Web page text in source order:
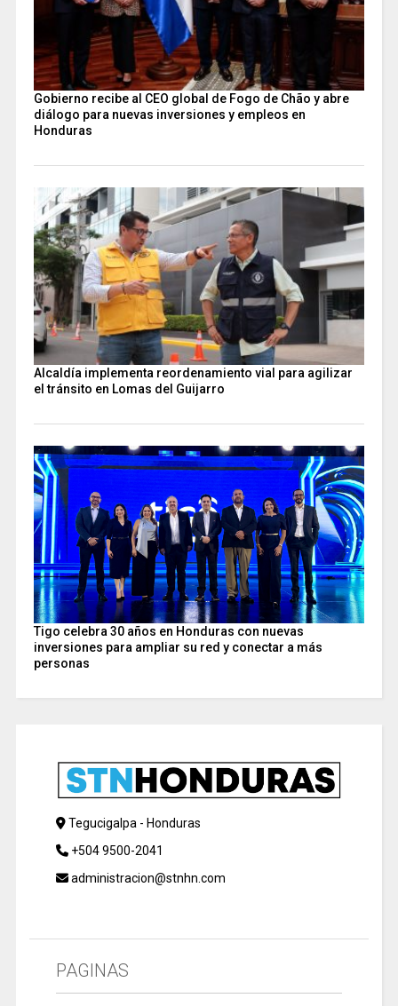
Gobierno recibe al CEO global de Fogo de Chão y abre
diálogo para nuevas inversiones y empleos en
Honduras
Alcaldía implementa reordenamiento vial para agilizar
el tránsito en Lomas del Guijarro
Tigo celebra 30 años en Honduras con nuevas
inversiones para ampliar su red y conectar a más
personas
Tegucigalpa - Honduras
+504 9500-2041
administracion@stnhn.com
PAGINAS